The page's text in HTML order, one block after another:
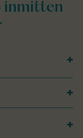
inmitten